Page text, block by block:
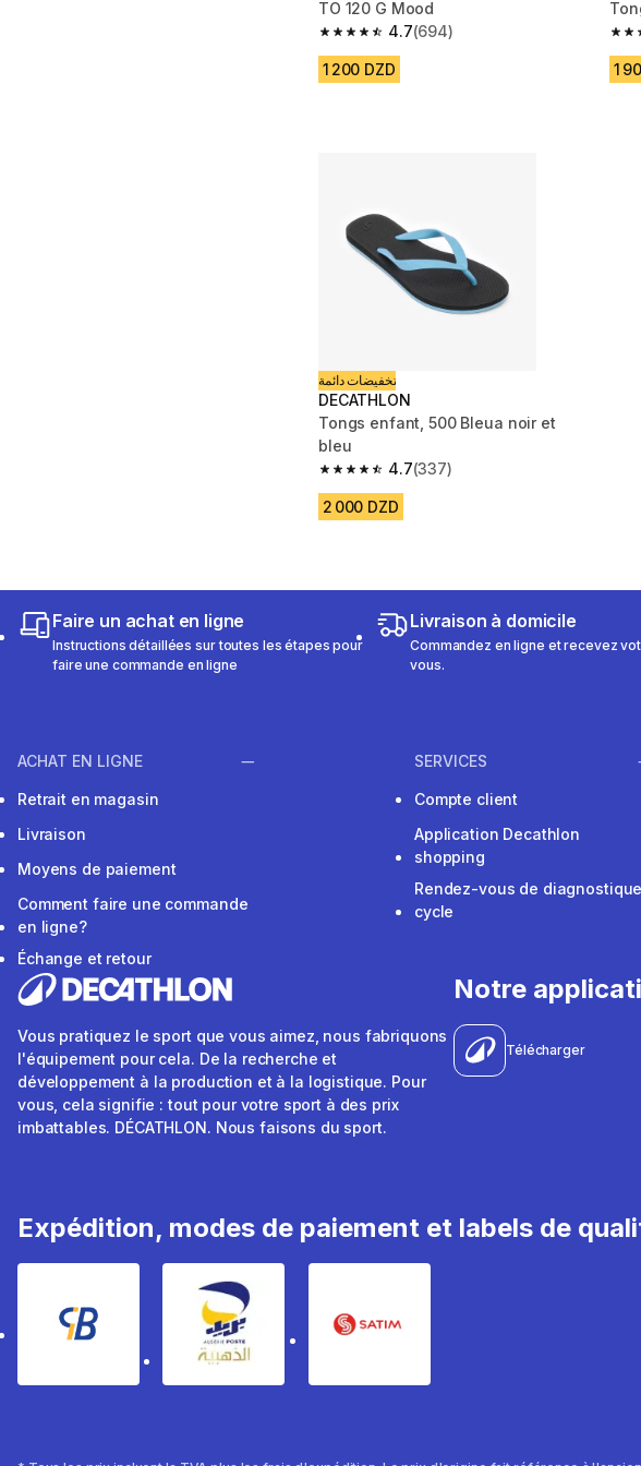
TO 120 G Mood
4.7
4.7 out of 5 stars from 694 reviews
(694)
1 200 DZD
4.7
1
تخفيضات دائمة
DECATHLON
Tongs enfant, 500 Bleua noir et
bleu
4.7
4.7 out of 5 stars from 337 reviews
(337)
2 000 DZD
Faire un achat en ligne
Instructions détaillées sur toutes les étapes pour
faire une commande en ligne
Livraison à domicile
Commandez en ligne et recevez
vous.
ACHAT EN LIGNE
Retrait en magasin
Livraison
Moyens de paiement
Comment faire une commande
en ligne?
Échange et retour
SERVICES
Compte client
Application Decathlon
shopping
Rendez-vous de diagnostique
cycle
Vous pratiquez le sport que vous aimez, nous fabriquons
l'équipement pour cela. De la recherche et
développement à la production et à la logistique. Pour
vous, cela signifie : tout pour votre sport à des prix
imbattables. DÉCATHLON. Nous faisons du sport.
Notre
Télécharger
Expédition, modes de paiement et labels de